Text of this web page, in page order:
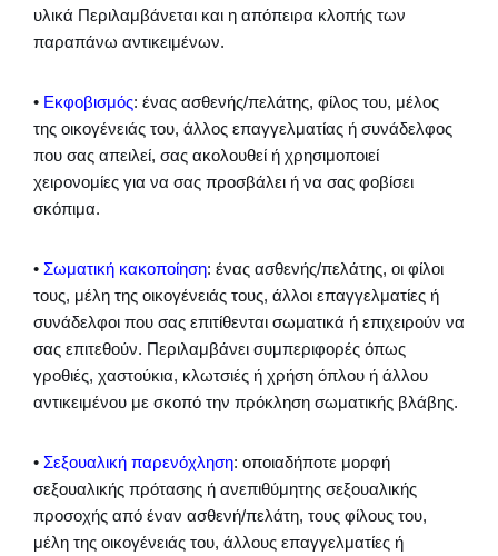
υλικά Περιλαμβάνεται και η απόπειρα κλοπής των
παραπάνω αντικειμένων.
• Εκφοβισμός: ένας ασθενής/πελάτης, φίλος του, μέλος
της οικογένειάς του, άλλος επαγγελματίας ή συνάδελφος
που σας απειλεί, σας ακολουθεί ή χρησιμοποιεί
χειρονομίες για να σας προσβάλει ή να σας φοβίσει
σκόπιμα.
• Σωματική κακοποίηση: ένας ασθενής/πελάτης, οι φίλοι
τους, μέλη της οικογένειάς τους, άλλοι επαγγελματίες ή
συνάδελφοι που σας επιτίθενται σωματικά ή επιχειρούν να
σας επιτεθούν. Περιλαμβάνει συμπεριφορές όπως
γροθιές, χαστούκια, κλωτσιές ή χρήση όπλου ή άλλου
αντικειμένου με σκοπό την πρόκληση σωματικής βλάβης.
• Σεξουαλική παρενόχληση: οποιαδήποτε μορφή
σεξουαλικής πρότασης ή ανεπιθύμητης σεξουαλικής
προσοχής από έναν ασθενή/πελάτη, τους φίλους του,
μέλη της οικογένειάς του, άλλους επαγγελματίες ή